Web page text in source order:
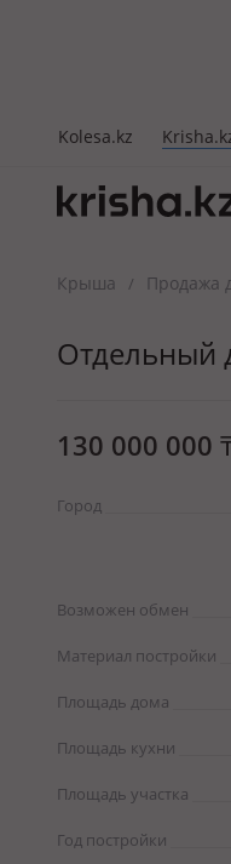
Kolesa.kz
Крыша / Продажа
Отдельный
130 000 000
Город
Возможен обмен
Материал постройки
Площадь дома
Площадь кухни
Площадь участка
Год постройки